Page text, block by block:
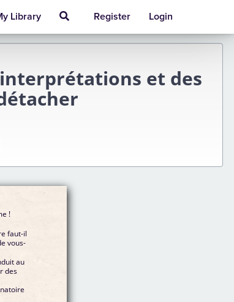
Library Register Login
et des
!
faut-il
vous-
au
des